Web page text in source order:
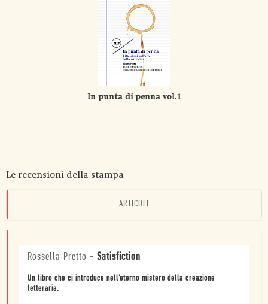
In punta di penna vol.1
Le recensioni della stampa
ARTICOLI
Rossella Pretto - Satisfiction
Un libro che ci introduce nell’eterno mistero della creazione
letteraria.